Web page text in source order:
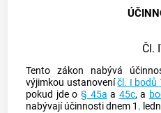
Čl.
Tento zákon nabývá
výjimkou ustanoveníčl. I bodů
pokud jde o§ 45a a 45c, a
nabývají účinnosti dnem 1.